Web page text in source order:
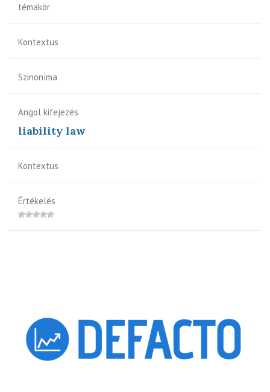
témakör
Kontextus
Szinoníma
Angol kifejezés
liability law
Kontextus
Értékelés